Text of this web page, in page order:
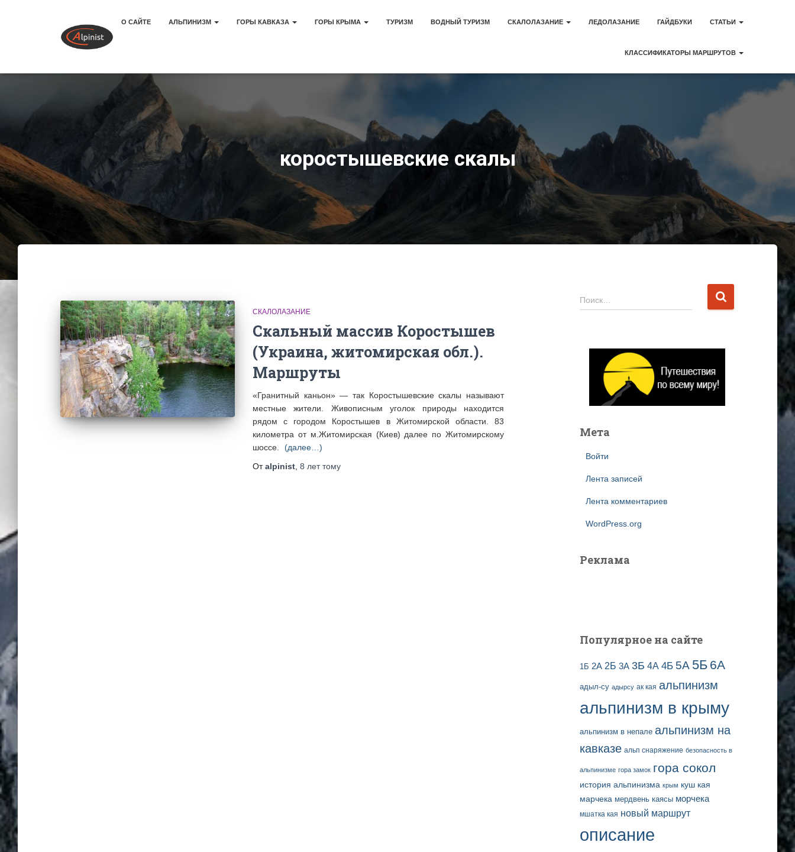
О САЙТЕ АЛЬПИНИЗМ ГОРЫ КАВКАЗА ГОРЫ КРЫМА ТУРИЗМ ВОДНЫЙ ТУРИЗМ СКАЛОЛАЗАНИЕ ЛЕДОЛАЗАНИЕ ГАЙДБУКИ СТАТЬИ
КЛАССИФИКАТОРЫ МАРШРУТОВ
коростышевские скалы
СКАЛОЛАЗАНИЕ
Скальный массив Коростышев
(Украина, житомирская обл.).
Маршруты
«Гранитный каньон» — так Коростышевские скалы называют
местные жители. Живописным уголок природы находится
рядом с городом Коростышев в Житомирской области. 83
километра от м.Житомирская (Киев) далее по Житомирскому
шоссе.
(далее…)
Отalpinist 8 леттому
Н
а
Поиск…
Мета
Войти
Лента записей
Лента комментариев
WordPress.org
Реклама
Популярное на сайте
1Б 2А 2Б 3А 3Б 4А 4Б 5А 5Б 6А
адыл-су адырсу ак кая альпинизм
альпинизм в крыму
альпинизм в непале альпинизм на
кавказе альп снаряжение безопасность в
альпинизме гора замок гора сокол
история альпинизма крым куш кая
марчека мердвень каясы морчека
мшатка кая новый маршрут
описание